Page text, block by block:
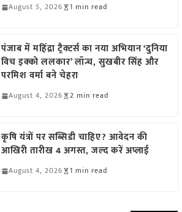
August 5, 2026 1 min read
पंजाब में महिंद्रा ट्रैक्टर्स का नया अभियान ‘दुनिया
विच इक्को ललकार’ लॉन्च, सुखबीर सिंह और
परमिश वर्मा बने चेहरा
August 4, 2026 2 min read
कृषि यंत्रों पर सब्सिडी चाहिए? आवेदन की
आखिरी तारीख 4 अगस्त, जल्द करें अप्लाई
August 4, 2026 1 min read